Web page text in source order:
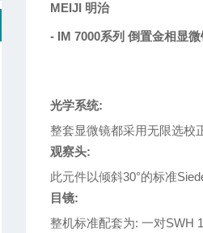
MEIJI 明治
- IM 7000系列 倒置金相显微
光学系统:
整套显微镜都采用无限选校
观察头:
此元件以倾斜30°的标准
目镜:
整机标准配套为: 一对SWH